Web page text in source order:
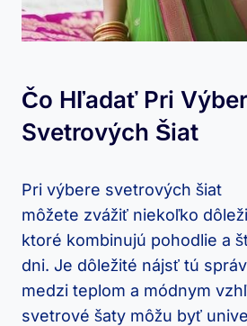
Čo Hľadať Pri
‌svetrových ​šiat
Pri⁣ výbere⁤ svetrových šiat
môžete zvážiť niekoľko
ktoré kombinujú⁤ pohodlie a
dni. Je ​dôležité nájsť tú
medzi teplom a módnym​
svetrové šaty ⁢môžu ⁣byť